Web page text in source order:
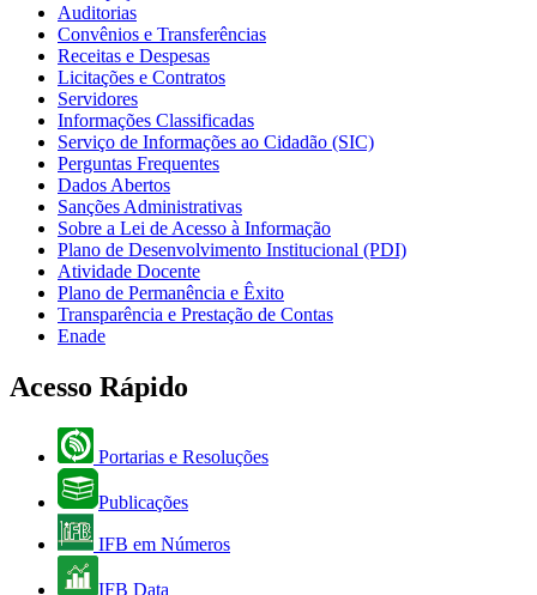
Auditorias
Convênios e Transferências
Receitas e Despesas
Licitações e Contratos
Servidores
Informações Classificadas
Serviço de Informações ao Cidadão (SIC)
Perguntas Frequentes
Dados Abertos
Sanções Administrativas
Sobre a Lei de Acesso à Informação
Plano de Desenvolvimento Institucional (PDI)
Atividade Docente
Plano de Permanência e Êxito
Transparência e Prestação de Contas
Enade
Acesso Rápido
Portarias e Resoluções
Publicações
IFB em Números
IFB Data